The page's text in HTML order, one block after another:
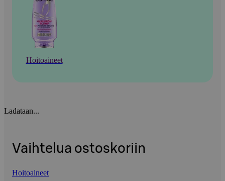
Hoitoaineet
Ladataan...
Vaihtelua ostoskoriin
Hoitoaineet